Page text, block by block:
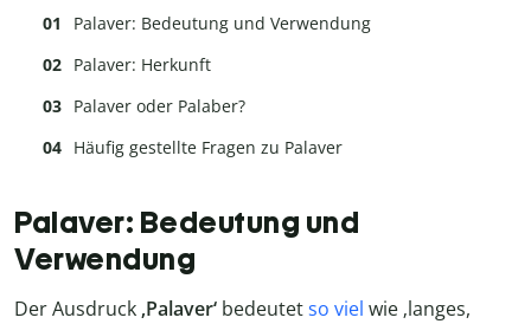
Palaver: Bedeutung und Verwendung
Palaver: Herkunft
Palaver oder Palaber?
Häufig gestellte Fragen zu Palaver
Palaver: Bedeutung und
Verwendung
Der Ausdruck‚Palaver‘ bedeutetso viel wie ‚langes,